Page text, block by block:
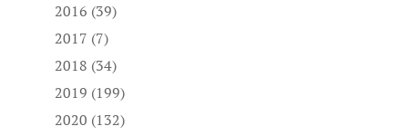
2016 (39)
2017 (7)
2018 (34)
2019 (199)
2020 (132)